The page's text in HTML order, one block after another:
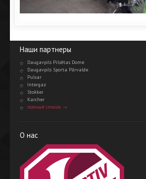
Наши партнеры
Daugavpils Pilsētas Dome
Daugavpils Sporta Pārvalde
Pulsar
Intergaz
Stokker
Karcher
полный список →
О нас